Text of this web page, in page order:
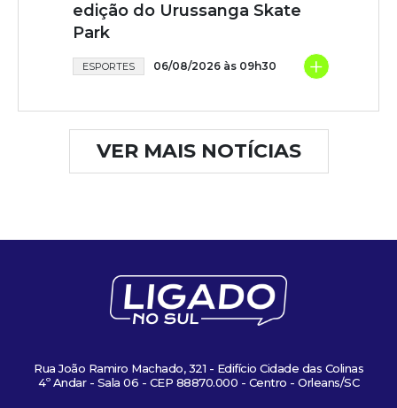
edição do Urussanga Skate
Park
ESPORTES 06/08/2026 às 09h30 +
VER MAIS NOTÍCIAS
Rua João Ramiro Machado, 321 - Edifício Cidade das Colinas
4º Andar - Sala 06 - CEP 88870.000 - Centro - Orleans/SC